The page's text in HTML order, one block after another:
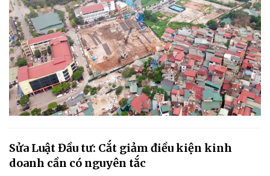
Sửa Luật Đầu tư: Cắt giảm điều kiện kinh
doanh cần có nguyên tắc